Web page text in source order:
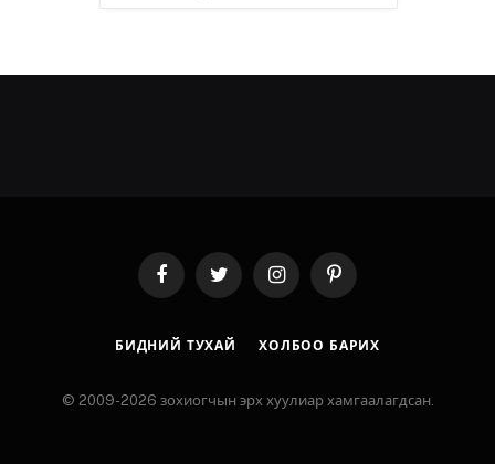
FacebookTwitter InstagramPinterest
БИДНИЙ ТУХАЙ ХОЛБОО БАРИХ
© 2009-2026 зохиогчын эрх хуулиар хамгаалагдсан.